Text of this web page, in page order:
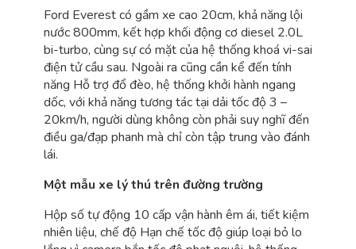
Ford Everest có gầm xe cao 20cm, khả năng lội
nước 800mm, kết hợp khối động cơ diesel 2.0L
bi-turbo, cùng sự có mặt của hệ thống khoá vi-sai
điện tử cầu sau. Ngoài ra cũng cần kể đến tính
năng Hỗ trợ đổ đèo, hệ thống khởi hành ngang
dốc, với khả năng tương tác tại dải tốc độ 3 –
20km/h, người dùng không còn phải suy nghĩ đến
điều ga/đạp phanh mà chỉ còn tập trung vào đánh
lái.
Một mẫu xe lý thú trên đường trường
Hộp số tự động 10 cấp vận hành êm ái, tiết kiệm
nhiên liệu, chế độ Hạn chế tốc độ giúp loại bỏ lo